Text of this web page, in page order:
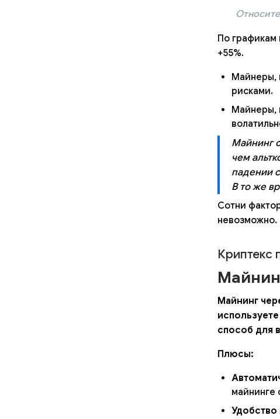
По графикам
+55%.
Майнеры,
рисками.
Майнеры,
Майнинг
чем
падении
В то же
Сотни
невозможно.
Криптекс
Майнинг
способ для
Плюсы:
майнинге
Удобство